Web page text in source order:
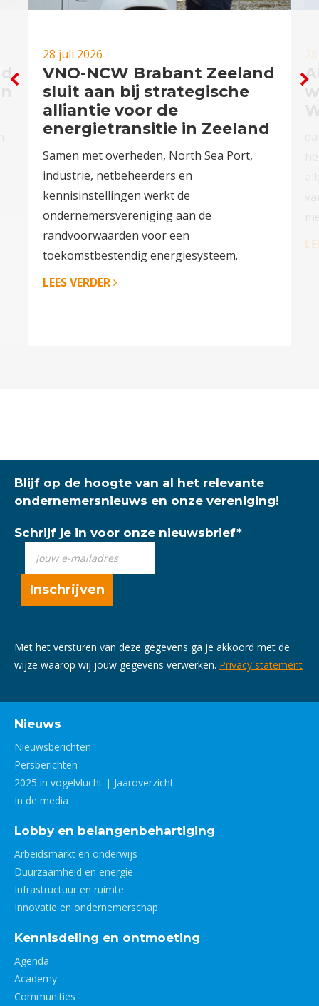
28 juli 2026
VNO-NCW Brabant Zeeland
sluit aan bij strategische
alliantie voor de
energietransitie in Zeeland
Samen met overheden, North Sea Port,
industrie, netbeheerders en
kennisinstellingen werkt de
ondernemersvereniging aan de
randvoorwaarden voor een
toekomstbestendig energiesysteem.
LEES VERDER
Blijf op de hoogte van al het relevante
ondernemersnieuws en onze vereniging!
Schrijf je in voor onze nieuwsbrief*
Met het versturen van deze gegevens ga je akkoord met de
wijze waarop wij jouw gegevens verwerken. Privacy statement
Nieuws
Nieuwsberichten
Persberichten
2025 in vogelvlucht | Jaaroverzicht
In de media
Lobby en belangenbehartiging
Arbeidsmarkt en onderwijs
Duurzaamheid en energie
Infrastructuur en ruimte
Innovatie en ondernemerschap
Kennisdeling en ontmoeting
Agenda
Academy
Communities